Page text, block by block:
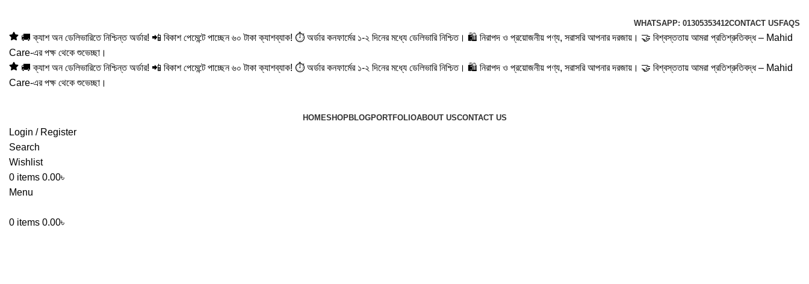
WHATSAPP: 01305353412CONTACT US FAQS
🚚 ক্যাশ অন ডেলিভারিতে নিশ্চিন্ত অর্ডার! 📲 বিকাশ পেমেন্টে পাচ্ছেন ৬০ টাকা ক্যাশব্যাক! ⏱️ অর্ডার কনফার্মের ১-২ দিনের মধ্যে ডেলিভারি নিশ্চিত। 🛍️ নিরাপদ ও প্রয়োজনীয় পণ্য, সরাসরি আপনার দরজায়। 🤝 বিশ্বস্ততায় আমরা প্রতিশ্রুতিবদ্ধ – Mahid
Care-এর পক্ষ থেকে শুভেচ্ছা।
🚚 ক্যাশ অন ডেলিভারিতে নিশ্চিন্ত অর্ডার! 📲 বিকাশ পেমেন্টে পাচ্ছেন ৬০ টাকা ক্যাশব্যাক! ⏱️ অর্ডার কনফার্মের ১-২ দিনের মধ্যে ডেলিভারি নিশ্চিত। 🛍️ নিরাপদ ও প্রয়োজনীয় পণ্য, সরাসরি আপনার দরজায়। 🤝 বিশ্বস্ততায় আমরা প্রতিশ্রুতিবদ্ধ – Mahid
Care-এর পক্ষ থেকে শুভেচ্ছা।
HOMESHOPBLOGPORTFOLIOABOUT USCONTACT US
Login / Register
Search
Wishlist
0 items 0.00৳
Menu
0 items 0.00৳